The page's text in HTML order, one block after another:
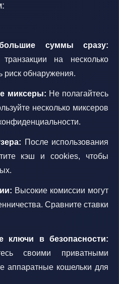
суммы сразу:
на несколько
риск обнаружения.
миксеры: Не полагайтесь
несколько миксеров
После использования
кэш и cookies, чтобы
Высокие комиссии могут
Сравните ставки
ключи в безопасности:
своими приватными
аппаратные кошельки для